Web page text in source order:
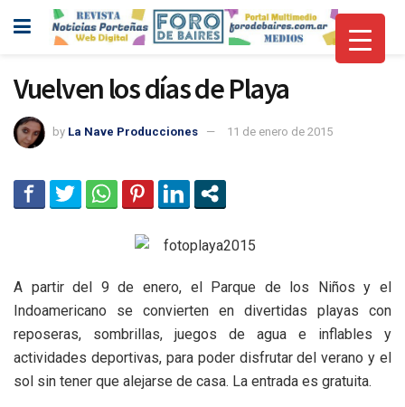
Vuelven los días de Playa
by La Nave Producciones 11 de enero de 2015
A partir del 9 de enero, el Parque de los Niños y el
Indoamericano se convierten en divertidas playas con
reposeras, sombrillas, juegos de agua e inflables y
actividades deportivas, para poder disfrutar del verano y el
sol sin tener que alejarse de casa. La entrada es gratuita.